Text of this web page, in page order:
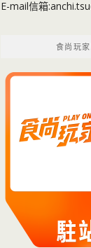
E-mail信箱:
食尚玩